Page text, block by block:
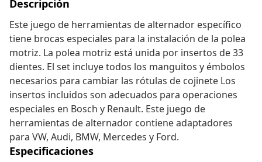
Descripción
Este juego de herramientas de alternador específico
tiene brocas especiales para la instalación de la polea
motriz. La polea motriz está unida por insertos de 33
dientes. El set incluye todos los manguitos y émbolos
necesarios para cambiar las rótulas de cojinete Los
insertos incluidos son adecuados para operaciones
especiales en Bosch y Renault. Este juego de
herramientas de alternador contiene adaptadores
para VW, Audi, BMW, Mercedes y Ford.
Especificaciones